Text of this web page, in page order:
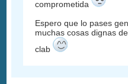
comprometida
Espero que lo pases
muchas cosas dignas
clab